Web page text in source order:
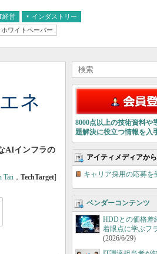
経営 インダストリー
ホワイトペーパー
ネ
AIインフラの
Tan ， TechTarget]
8000点以上の技術資料
題解決に役立つ情報を入
アイティメディアか
キャリア採用の応募を
ベンダーコンテンツ
HDDとの価格差
着眼点に学ぶフ
(2026/6/29)